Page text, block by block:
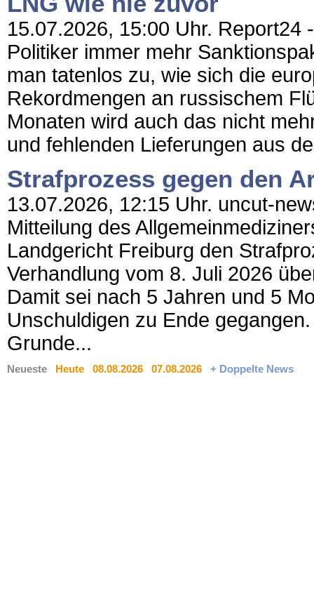
15.07.2026, 15:00 Uhr.
Politiker immer mehr
man tatenlos zu, wie sich die
Rekordmengen an russischem
Monaten wird auch das nicht
und fehlenden Lieferungen aus
Strafprozess gegen den
13.07.2026, 12:15 Uhr. uncut-
Mitteilung des
Landgericht Freiburg den
Verhandlung vom 8. Juli 2026
Damit sei nach 5 Jahren und 5
Unschuldigen zu Ende
Grunde...
Neueste Heute 08.08.2026 07.08.2026 + Doppelte News